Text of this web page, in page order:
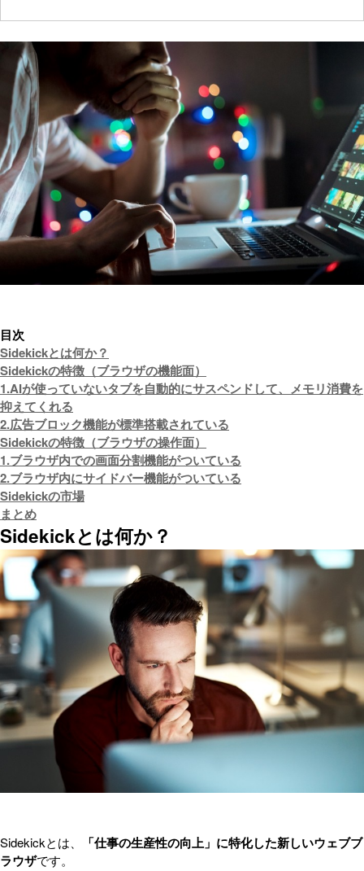
目次
Sidekickとは何か？
Sidekickの特徴（ブラウザの機能面）
1.AIが使っていないタブを自動的にサスペンドして、メモリ消費を
抑えてくれる
2.広告ブロック機能が標準搭載されている
Sidekickの特徴（ブラウザの操作面）
1.ブラウザ内での画面分割機能がついている
2.ブラウザ内にサイドバー機能がついている
Sidekickの市場
まとめ
Sidekickとは何か？
Sidekickとは、
「仕事の生産性の向上」に特化した新しいウェブブ
ラウザです。